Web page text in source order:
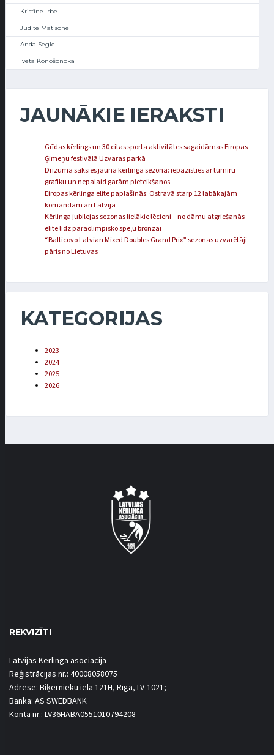
Kristīne Irbe
Judīte Matisone
Anda Segle
Iveta Konošonoka
JAUNĀKIE IERAKSTI
Grīdas kērlings un 30 citas sporta aktivitātes sagaidāmas Eiropas
Ģimeņu festivālā Uzvaras parkā
Drīzumā sāksies jaunā kērlinga sezona: iepazīsties ar turnīru
grafiku un nepalaid garām pieteikšanos
Eiropas kērlinga elite paplašinās: Ostravā starp 12 labākajām
komandām arī Latvija
Kērlinga jubilejas sezonas lielākie lēcieni – no dāmu atgriešanās
elitē līdz paraolimpisko spēļu bronzai
“Balticovo Latvian Mixed Doubles Grand Prix” sezonas uzvarētāji –
pāris no Lietuvas
KATEGORIJAS
2023
2024
2025
2026
REKVIZĪTI
Latvijas Kērlinga asociācija
Reģistrācijas nr.: 40008058075
Adrese: Biķernieku iela 121H, Rīga, LV-1021;
Banka: AS SWEDBANK
Konta nr.: LV36HABA0551010794208